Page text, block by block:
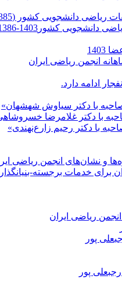
دانشجویی کشور (1385-1352)
کشور1403-1386
انجمن ریاضی ایران
ادامه دارد.
با دکتر سیاوش شهشهان»
با دکتر غلامرضا
با دکتر رحیم زارع‌نهندی»
و نشان‌های انجمن ریاضی
برای خدمات برجسته-
ریاضی ایران
پور
پور